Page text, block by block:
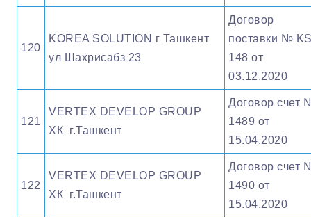
120
KOREA SOLUTION г Ташкент
ул Шахрисабз 23
Договор
поставки №
148 от
03.12.2020
121
VERTEX DEVELOP GROUP
ХК г.Ташкент
Договор счет
1489 от
15.04.2020
122
VERTEX DEVELOP GROUP
ХК г.Ташкент
Договор счет
1490 от
15.04.2020